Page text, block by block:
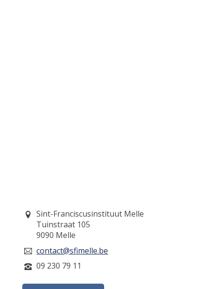
Sint-Franciscusinstituut Melle
Tuinstraat 105
9090 Melle
contact@sfimelle.be
09 230 79 11